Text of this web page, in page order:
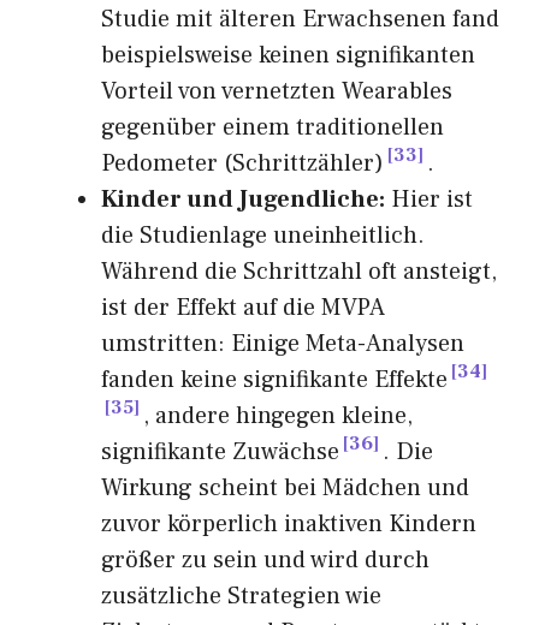
Studie mit älteren Erwachsenen fand
beispielsweise keinen signifikanten
Vorteil von vernetzten Wearables
gegenüber einem traditionellen
Pedometer (Schrittzähler) 33 .
Kinder und Jugendliche: Hier ist
die Studienlage uneinheitlich.
Während die Schrittzahl oft ansteigt,
ist der Effekt auf die MVPA
umstritten: Einige Meta-Analysen
fanden keine signifikante Effekte 34
35 , andere hingegen kleine,
signifikante Zuwächse 36 . Die
Wirkung scheint bei Mädchen und
zuvor körperlich inaktiven Kindern
größer zu sein und wird durch
zusätzliche Strategien wie